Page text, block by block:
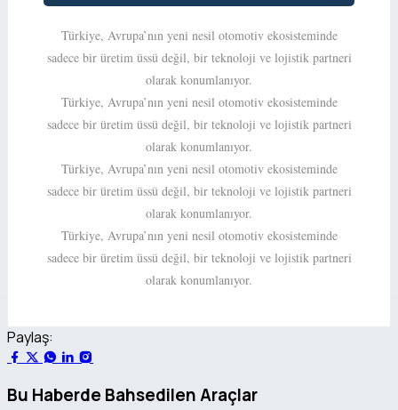
Türkiye, Avrupa’nın yeni nesil otomotiv ekosisteminde
sadece bir üretim üssü değil, bir teknoloji ve lojistik partneri
olarak konumlanıyor.
Türkiye, Avrupa’nın yeni nesil otomotiv ekosisteminde
sadece bir üretim üssü değil, bir teknoloji ve lojistik partneri
olarak konumlanıyor.
Türkiye, Avrupa’nın yeni nesil otomotiv ekosisteminde
sadece bir üretim üssü değil, bir teknoloji ve lojistik partneri
olarak konumlanıyor.
Türkiye, Avrupa’nın yeni nesil otomotiv ekosisteminde
sadece bir üretim üssü değil, bir teknoloji ve lojistik partneri
olarak konumlanıyor.
Paylaş:
Bu Haberde Bahsedilen Araçlar